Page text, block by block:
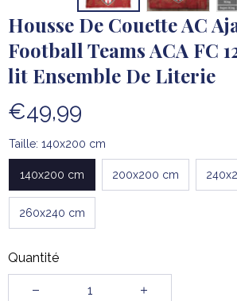
Housse De Couette AC
Football Teams ACA FC
lit Ensemble De Literie
€49,99
Taille: 140x200 cm
140x200 cm 200x200 cm
260x240 cm
Quantité